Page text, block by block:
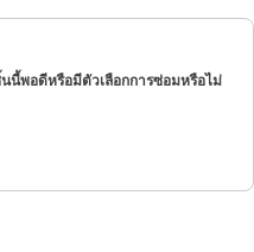
นนี้พอดีหรือมีตัวเลือกการซ่อมหรือไม่